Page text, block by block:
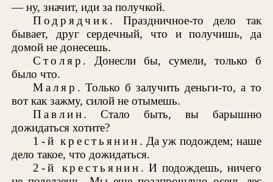
— ну, значит, иди за получкой.
Подрядчик . Праздничное-то дело так
бывает, друг сердечный, что и получишь, да
домой не донесешь.
Столяр . Донесли бы, сумели, только б
было что.
Маляр . Только б залучить деньги-то, а то
вот как зажму, силой не отымешь.
Павлин. Стало быть, вы барышню
дожидаться хотите?
1-й крестьянин . Да уж подождем; наше
дело такое, что дожидаться.
2-й крестьянин . И подождешь, ничего